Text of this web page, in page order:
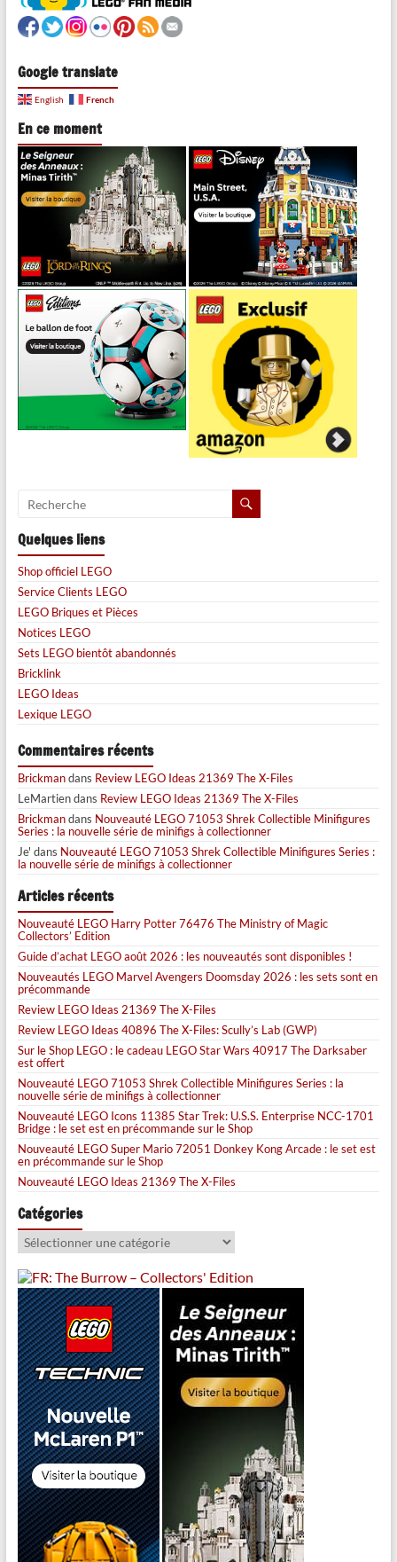
Google translate
English French
En ce moment
Quelques liens
Shop officiel LEGO
Service Clients LEGO
LEGO Briques et Pièces
Notices LEGO
Sets LEGO bientôt abandonnés
Bricklink
LEGO Ideas
Lexique LEGO
Commentaires récents
Brickmandans Review LEGO Ideas 21369 The X-Files
LeMartiendans Review LEGO Ideas 21369 The X-Files
Brickmandans Nouveauté LEGO 71053 Shrek Collectible Minifigures
Series : la nouvelle série de minifigs à collectionner
Je' dans Nouveauté LEGO 71053 Shrek Collectible Minifigures Series :
la nouvelle série de minifigs à collectionner
Articles récents
Nouveauté LEGO Harry Potter 76476 The Ministry of Magic
Collectors’ Edition
Guide d’achat LEGO août 2026 : les nouveautés sont disponibles !
Nouveautés LEGO Marvel Avengers Doomsday 2026 : les sets sont en
précommande
Review LEGO Ideas 21369 The X-Files
Review LEGO Ideas 40896 The X-Files: Scully’s Lab (GWP)
Sur le Shop LEGO : le cadeau LEGO Star Wars 40917 The Darksaber
est offert
Nouveauté LEGO 71053 Shrek Collectible Minifigures Series : la
nouvelle série de minifigs à collectionner
Nouveauté LEGO Icons 11385 Star Trek: U.S.S. Enterprise NCC-1701
Bridge : le set est en précommande sur le Shop
Nouveauté LEGO Super Mario 72051 Donkey Kong Arcade : le set est
en précommande sur le Shop
Nouveauté LEGO Ideas 21369 The X-Files
Catégories
Catégories